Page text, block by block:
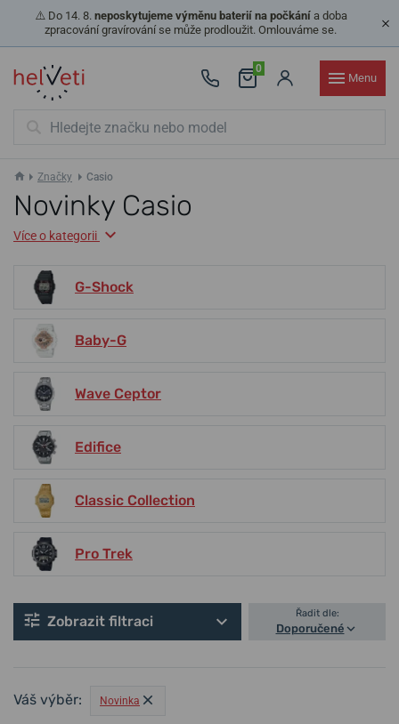
⚠️ Do 14. 8. neposkytujeme výměnu baterií na počkánía doba
zpracování gravírování se může prodloužit. Omlouváme se.
0
Menu
Značky Casio
Novinky Casio
Více o kategorii
G-Shock
Baby-G
Wave Ceptor
Edifice
Classic Collection
Pro Trek
Zobrazit filtraci Řadit dle:
Doporučené
Váš výběr: Novinka